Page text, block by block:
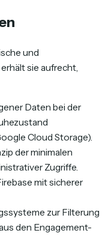
und
sie aufrecht,
Daten bei der
Cloud Storage).
der minimalen
Zugriffe.
mit sicherer
zur Filterung
den Engagement-